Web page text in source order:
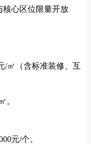
核心区位限量开放
/㎡（含标准装修、互
。
元/个。